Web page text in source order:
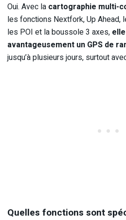
Oui. Avec la cartographie multi-
les fonctions Nextfork, Up Ahead,
les POI et la boussole 3 axes,
avantageusement un GPS de
jusqu’à plusieurs jours, surtout
Quelles fonctions sont